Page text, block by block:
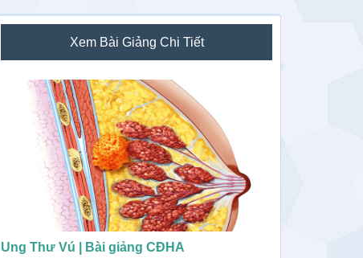
Sidebar
chính
Xem Bài Giảng Chi Tiết
Ung Thư Vú | Bài giảng CĐHA